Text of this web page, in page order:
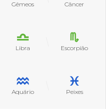
Gêmeos Câncer
Libra Escorpião
Aquário Peixes